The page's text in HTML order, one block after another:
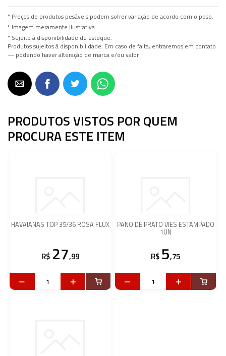
* Preços de produtos pesáveis podem sofrer variação de acordo com o peso.
* Imagem meramente ilustrativa.
* Sujeito à disponibilidade de estoque.
Produtos sujeitos à disponibilidade. Em caso de falta, entraremos em contato
— podendo haver alteração de marca e/ou valor.
PRODUTOS VISTOS POR QUEM
PROCURA ESTE ITEM
HAVAIANAS TOP 35/36 ROSA FLUX
R$ 27,99
PANO DE PRATO VIES ESTAMPADO
1UN
R$ 5,75